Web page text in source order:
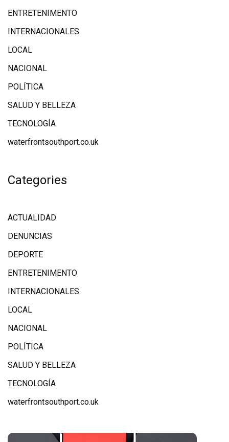
ENTRETENIMENTO
INTERNACIONALES
LOCAL
NACIONAL
POLÍTICA
SALUD Y BELLEZA
TECNOLOGÍA
waterfrontsouthport.co.uk
Categories
ACTUALIDAD
DENUNCIAS
DEPORTE
ENTRETENIMENTO
INTERNACIONALES
LOCAL
NACIONAL
POLÍTICA
SALUD Y BELLEZA
TECNOLOGÍA
waterfrontsouthport.co.uk